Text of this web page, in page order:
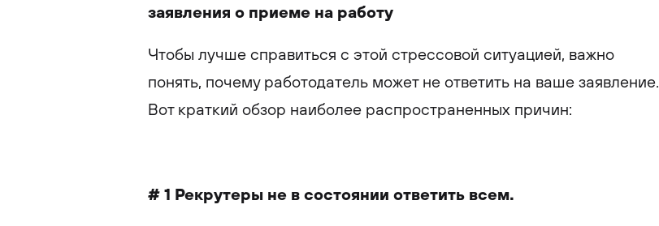
заявления о приеме на работу
Чтобы лучше справиться с этой стрессовой ситуацией, важно
понять, почему работодатель может не ответить на ваше заявление.
Вот краткий обзор наиболее распространенных причин:
# 1 Рекрутеры не в состоянии ответить всем.